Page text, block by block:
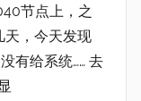
节点上，之
天，今天发现
有给系统…… 去